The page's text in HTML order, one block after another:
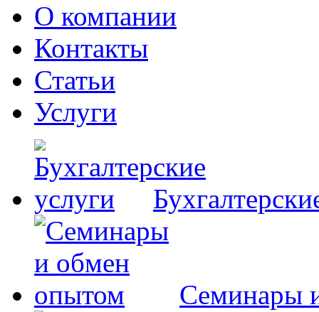
О компании
Контакты
Статьи
Услуги
Семинары